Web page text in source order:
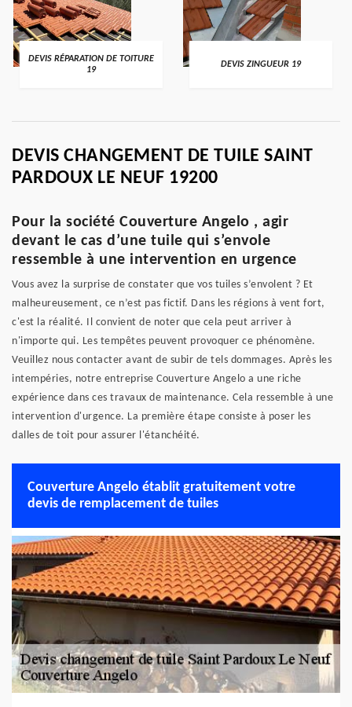
DEVIS RÉPARATION DE TOITURE
19
DEVIS ZINGUEUR 19
DEVIS CHANGEMENT DE TUILE SAINT
PARDOUX LE NEUF 19200
Pour la société Couverture Angelo , agir
devant le cas d’une tuile qui s’envole
ressemble à une intervention en urgence
Vous avez la surprise de constater que vos tuiles s’envolent ? Et
malheureusement, ce n’est pas fictif. Dans les régions à vent fort,
c'est la réalité. Il convient de noter que cela peut arriver à
n'importe qui. Les tempêtes peuvent provoquer ce phénomène.
Veuillez nous contacter avant de subir de tels dommages. Après les
intempéries, notre entreprise Couverture Angelo a une riche
expérience dans ces travaux de maintenance. Cela ressemble à une
intervention d'urgence. La première étape consiste à poser les
dalles de toit pour assurer l'étanchéité.
Couverture Angelo établit gratuitement votre
devis de remplacement de tuiles